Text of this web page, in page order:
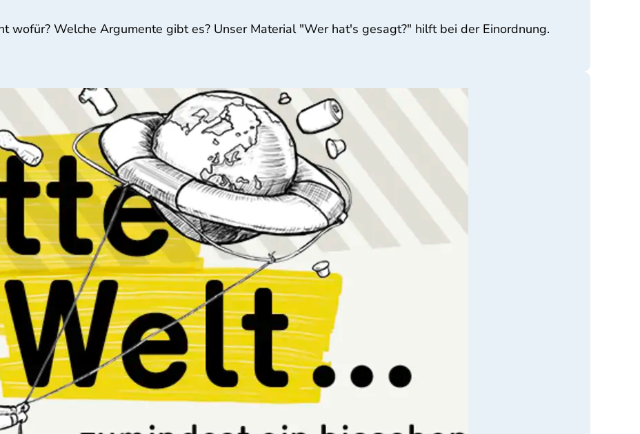
wofür? Welche Argumente gibt es? Unser Material "Wer hat's gesagt?" hilft bei der Einordnung.